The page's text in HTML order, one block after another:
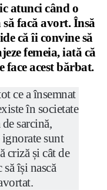
atunci când o
să facă avort. Însă
că îi convine să
femeia, iată că
face acest bărbat.
ce a însemnat
în societate
sarcină,
sunt
criză și cât de
să își nască